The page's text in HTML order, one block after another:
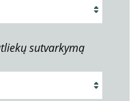
sutvarkymą